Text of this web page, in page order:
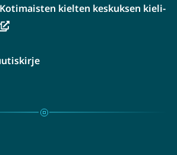
kielten keskuksen kieli-
palveluun)